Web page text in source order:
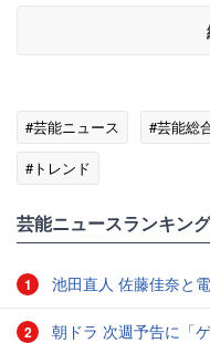
#芸能ニュース #芸能総
#トレンド
芸能ニュースランキング
1 池田直人 佐藤佳奈と
2 朝ドラ 次週予告に「ゲ